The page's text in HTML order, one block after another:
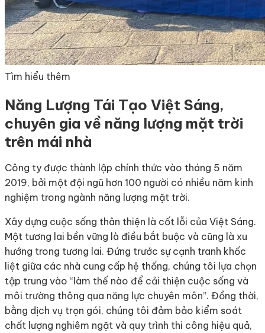
Tìm hiểu thêm
Năng Lượng Tái Tạo Việt Sáng,
chuyên gia về năng lượng mặt trời
trên mái nhà
Công ty được thành lập chính thức vào tháng 5 năm
2019, bởi một đội ngũ hơn 100 người có nhiều năm kinh
nghiệm trong ngành năng lượng mặt trời.
Xây dựng cuộc sống thân thiện là cốt lỗi của Việt Sáng.
Một tương lai bền vững là điều bắt buộc và cũng là xu
hướng trong tương lai. Đứng trước sự cạnh tranh khốc
liệt giữa các nhà cung cấp hệ thống, chúng tôi lựa chọn
tập trung vào “làm thế nào để cải thiện cuộc sống và
môi trường thông qua năng lực chuyên môn”. Đồng thời,
bằng dịch vụ trọn gói, chúng tôi đảm bảo kiểm soát
chất lượng nghiêm ngặt và quy trình thi công hiệu quả,